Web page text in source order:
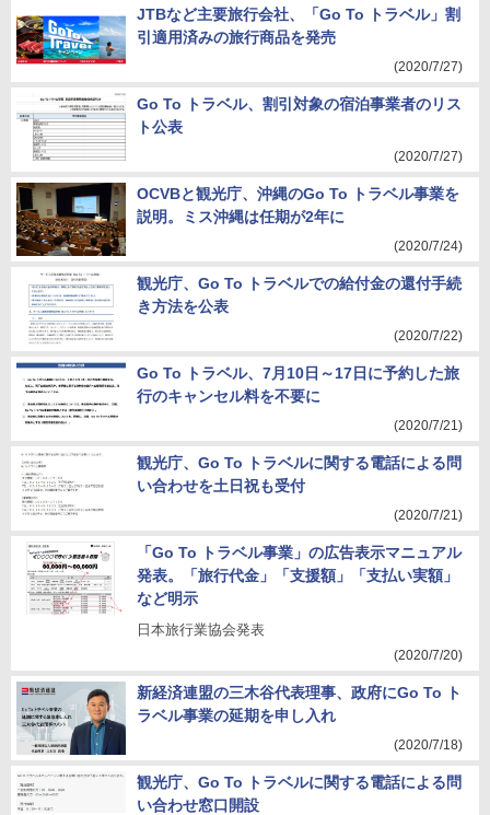
JTBなど主要旅行会社、「Go To トラベル」割
引適用済みの旅行商品を発売
(2020/7/27)
Go To トラベル、割引対象の宿泊事業者のリス
ト公表
(2020/7/27)
OCVBと観光庁、沖縄のGo To トラベル事業を
説明。ミス沖縄は任期が2年に
(2020/7/24)
観光庁、Go To トラベルでの給付金の還付手続
き方法を公表
(2020/7/22)
Go To トラベル、7月10日～17日に予約した旅
行のキャンセル料を不要に
(2020/7/21)
観光庁、Go To トラベルに関する電話による問
い合わせを土日祝も受付
(2020/7/21)
「Go To トラベル事業」の広告表示マニュアル
発表。「旅行代金」「支援額」「支払い実額」
など明示
日本旅行業協会発表
(2020/7/20)
新経済連盟の三木谷代表理事、政府にGo To ト
ラベル事業の延期を申し入れ
(2020/7/18)
観光庁、Go To トラベルに関する電話による問
い合わせ窓口開設